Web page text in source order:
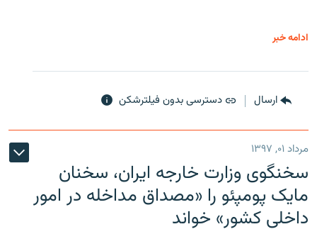
ادامه خبر
ارسال دسترسی بدون فیلترشکن
مرداد ۰۱, ۱۳۹۷
سخنگوی وزارت خارجه ایران، سخنان
مایک پومپئو را «مصداق مداخله در امور
داخلی کشور» خواند